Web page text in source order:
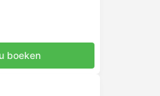
boeken